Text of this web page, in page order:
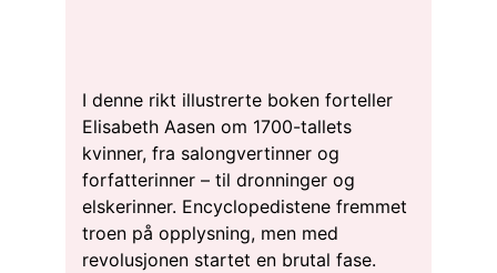
I denne rikt illustrerte boken forteller
Elisabeth Aasen om 1700-tallets
kvinner, fra salongvertinner og
forfatterinner – til dronninger og
elskerinner. Encyclopedistene fremmet
troen på opplysning, men med
revolusjonen startet en brutal fase.